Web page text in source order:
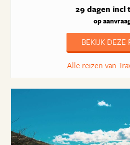
29 dagen incl
op
BEKIJK DEZE
Alle reizen van